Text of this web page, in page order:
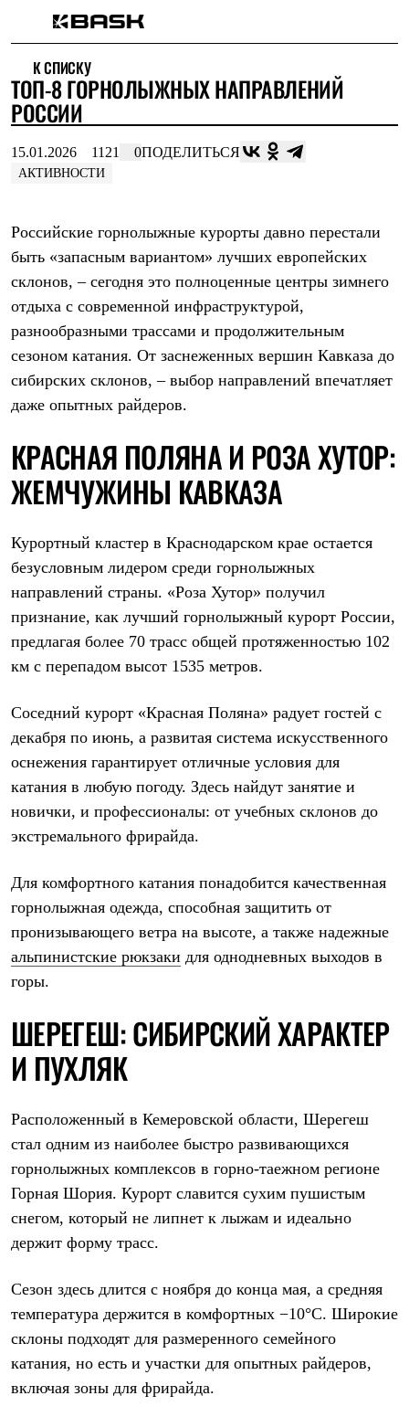
Интернет-магазин
Мужская одежда
Утепленная пухом
Куртки
Жилеты
Комбинезоны
Брюки
Штормовая одежда
Куртки
Брюки
Софтшелл одежда
Куртки
Брюки
Куртки
Брюки
Термобелье
Среднее термобелье
Легкое термобелье
Лёгкая одежда
Футболки
Толстовки
Брюки
Шорты
Женская одежда
Куртки
Брюки
Утепленная синтетикой
Брюки
Штормовая одежда
Куртки
Софтшелл одежда
Лёгкая одежда
Рубашки
Футболки
Брюки
Термобелье
Теплое термобелье
Среднее термобелье
Легкое термобелье
Флисовая одежда
Куртки
Детская одежда
Утепленная пухом
Комбинезоны
Куртки
Утепленная синтетикой
Комбинезоны
Куртки
Лёгкая одежда
Футболки
Толстовки
Софтшелл одежда
Флисовая одежда
Брюки
Жилеты
Термобелье
Комплект термобелья
К СПИСКУ
ТОП-8 ГОРНОЛЫЖНЫХ НАПРАВЛЕНИЙ
РОССИИ
15.01.2026 1121 0ПОДЕЛИТЬСЯ
АКТИВНОСТИ
Российские горнолыжные курорты давно перестали
быть «запасным вариантом» лучших европейских
склонов, – сегодня это полноценные центры зимнего
отдыха с современной инфраструктурой,
разнообразными трассами и продолжительным
сезоном катания. От заснеженных вершин Кавказа до
сибирских склонов, – выбор направлений впечатляет
даже опытных райдеров.
КРАСНАЯ ПОЛЯНА И РОЗА ХУТОР:
ЖЕМЧУЖИНЫ КАВКАЗА
Курортный кластер в Краснодарском крае остается
безусловным лидером среди горнолыжных
направлений страны. «Роза Хутор» получил
признание, как лучший горнолыжный курорт России,
предлагая более 70 трасс общей протяженностью 102
км с перепадом высот 1535 метров.
Соседний курорт «Красная Поляна» радует гостей с
декабря по июнь, а развитая система искусственного
оснежения гарантирует отличные условия для
катания в любую погоду. Здесь найдут занятие и
новички, и профессионалы: от учебных склонов до
экстремального фрирайда.
Для комфортного катания понадобится качественная
горнолыжная одежда, способная защитить от
пронизывающего ветра на высоте, а также надежные
альпинистские рюкзаки для однодневных выходов в
горы.
ШЕРЕГЕШ: СИБИРСКИЙ ХАРАКТЕР
И ПУХЛЯК
Расположенный в Кемеровской области, Шерегеш
стал одним из наиболее быстро развивающихся
горнолыжных комплексов в горно-таежном регионе
Горная Шория. Курорт славится сухим пушистым
снегом, который не липнет к лыжам и идеально
держит форму трасс.
Сезон здесь длится с ноября до конца мая, а средняя
температура держится в комфортных −10°С. Широкие
склоны подходят для размеренного семейного
катания, но есть и участки для опытных райдеров,
включая зоны для фрирайда.